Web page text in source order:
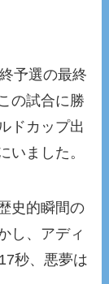
予選の最終
の試合に勝
ドカップ出
いました。
史的瞬間の
し、アディ
秒、悪夢は